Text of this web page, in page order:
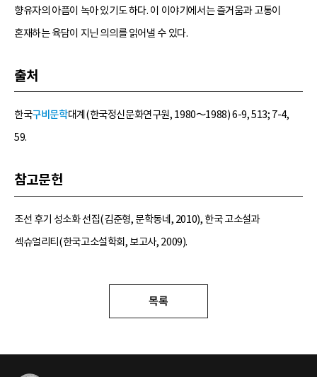
향유자의 아픔이 녹아 있기도 하다. 이 이야기에서는 즐거움과 고통이
혼재하는 육담이 지닌 의의를 읽어낼 수 있다.
출처
한국구비문학대계(한국정신문화연구원, 1980～1988) 6-9, 513; 7-4,
59.
참고문헌
조선 후기 성소화 선집(김준형, 문학동네, 2010), 한국 고소설과
섹슈얼리티(한국고소설학회, 보고사, 2009).
목록